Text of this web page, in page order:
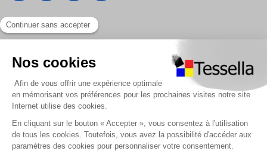
Liens utiles
Nous contacter
À propos
Paiement sécurisé
Livraison | Retour client
Nos tutos